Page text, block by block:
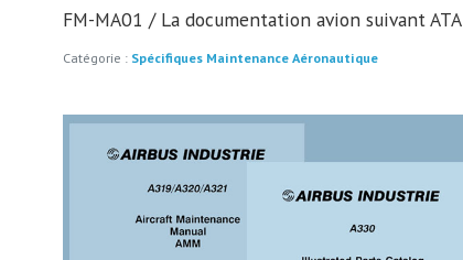
FM-MA01 / La documentation avion suivant ATA
Catégorie : Spécifiques Maintenance Aéronautique